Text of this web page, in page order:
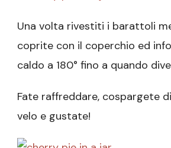
Una volta rivestiti i barattoli
coprite con il coperchio ed
caldo a 180° fino a quando
Fate raffreddare, cospargete
velo e gustate!